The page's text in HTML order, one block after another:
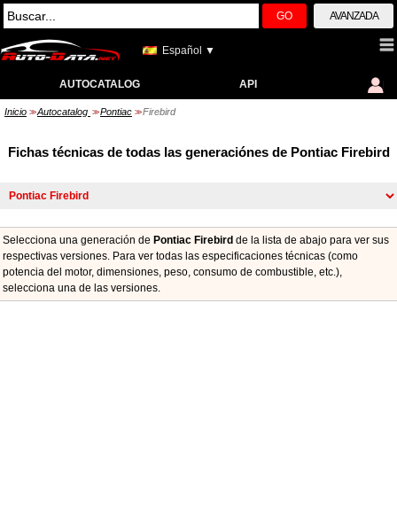
GO AVANZADA
Español ▼
AUTOCATALOG API
Inicio >> Autocatalog >> Pontiac >> Firebird
Fichas técnicas de todas las generaciónes de Pontiac Firebird
Selecciona una generación de Pontiac Firebird de la lista de abajo para ver sus
respectivas versiones. Para ver todas las especificaciones técnicas (como
potencia del motor, dimensiones, peso, consumo de combustible, etc.),
seleccionа una de las versiones.